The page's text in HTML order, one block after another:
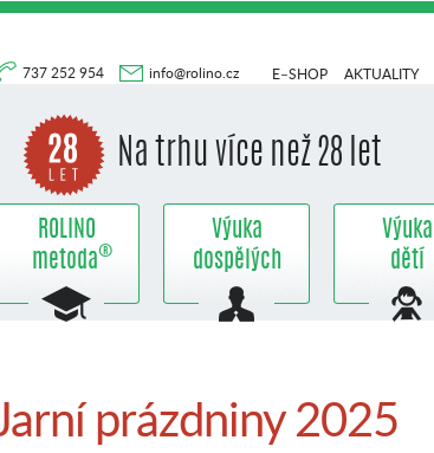
737 252 954 info@rolino.cz
Na trhu více než 28 let
E–SHOP AKTUALITY
ROLINO
metoda®
Výuka
dospělých
Výuka
dětí
prázdniny 2025